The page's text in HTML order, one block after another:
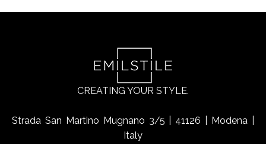
CREATING YOUR STYLE.
Strada San Martino Mugnano 3/5 | 41126 | Modena |
Italy